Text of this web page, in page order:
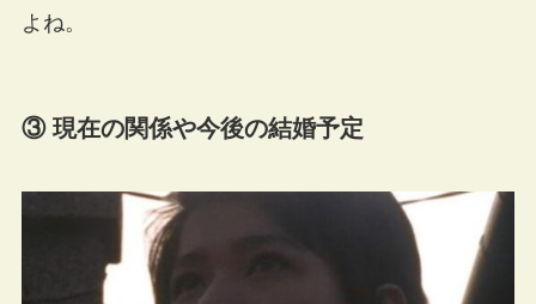
よね。
③ 現在の関係や今後の結婚予定